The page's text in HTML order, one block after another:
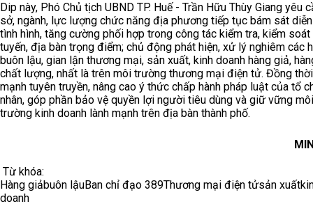
Dip này, Phó Chủ tịch UBND TP. Huế - Trần Hữu Thùy Giang yêu
sở, ngành, lực lượng chức năng địa phương tiếp tục bám sát
tình hình, tăng cường phối hợp trong công tác kiểm tra, kiểm
tuyến, địa bàn trọng điểm; chủ động phát hiện, xử lý nghiêm các
buôn lậu, gian lận thương mại, sản xuất, kinh doanh hàng giả,
chất lượng, nhất là trên môi trường thương mại điện tử. Đồng
mạnh tuyên truyền, nâng cao ý thức chấp hành pháp luật của tổ
nhân, góp phần bảo vệ quyền lợi người tiêu dùng và giữ vững môi
trường kinh doanh lành mạnh trên địa bàn thành phố.
Từ khóa:
Hàng giảbuôn lậuBan chỉ đạo 389Thương mại điện tửsản xuất
doanh